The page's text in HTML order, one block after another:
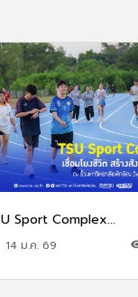
Sport Complex...
14 ม.ค. 69